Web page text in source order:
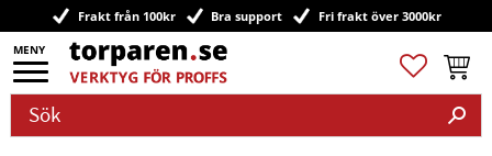
Meny
Frakt från 100kr Bra support Fri frakt över 3000kr
Favoriter